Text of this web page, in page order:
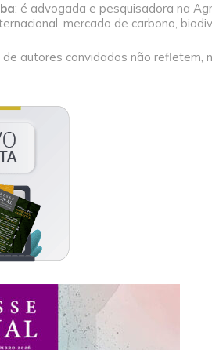
: é advogada e pesquisadora na
mercado de carbono,
autores convidados não refletem,